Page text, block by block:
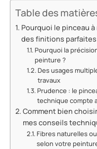
Table des
Pourquoi le pinceau
des finitions parfaites
Pourquoi la
peinture ?
Des usages
travaux
Prudence : le
technique compte
Comment bien
mes conseils
Fibres naturelles
selon votre